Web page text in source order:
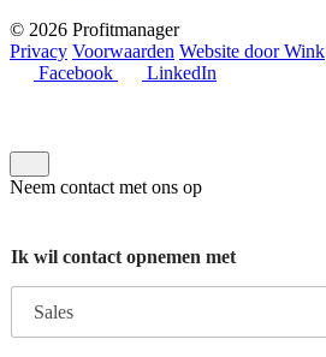
© 2026 Profitmanager
Privacy Voorwaarden Website door Wink
Facebook
LinkedIn
Neem contact met ons op
Ik wil contact opnemen met